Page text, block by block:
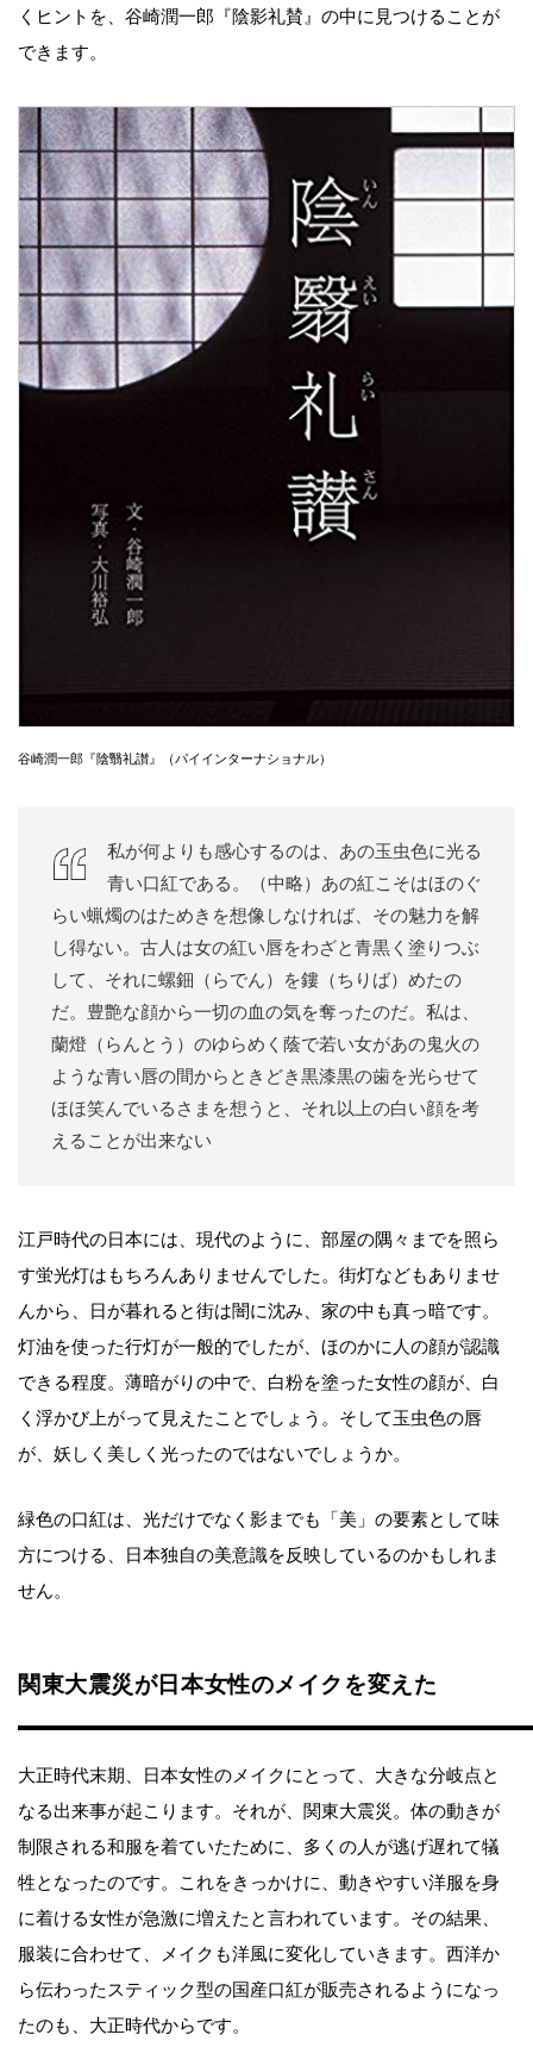
くヒントを、谷崎潤一郎『陰影礼賛』の中に見つけることが
できます。
谷崎潤一郎『陰翳礼讃』（パイインターナショナル）
私が何よりも感心するのは、あの玉虫色に光る
青い口紅である。（中略）あの紅こそはほのぐ
らい蝋燭のはためきを想像しなければ、その魅力を解
し得ない。古人は女の紅い唇をわざと青黒く塗りつぶ
して、それに螺鈿（らでん）を鏤（ちりば）めたの
だ。豊艶な顔から一切の血の気を奪ったのだ。私は、
蘭燈（らんとう）のゆらめく蔭で若い女があの鬼火の
ような青い唇の間からときどき黒漆黒の歯を光らせて
ほほ笑んでいるさまを想うと、それ以上の白い顔を考
えることが出来ない
江戸時代の日本には、現代のように、部屋の隅々までを照ら
す蛍光灯はもちろんありませんでした。街灯などもありませ
んから、日が暮れると街は闇に沈み、家の中も真っ暗です。
灯油を使った行灯が一般的でしたが、ほのかに人の顔が認識
できる程度。薄暗がりの中で、白粉を塗った女性の顔が、白
く浮かび上がって見えたことでしょう。そして玉虫色の唇
が、妖しく美しく光ったのではないでしょうか。
緑色の口紅は、光だけでなく影までも「美」の要素として味
方につける、日本独自の美意識を反映しているのかもしれま
せん。
関東大震災が日本女性のメイクを変えた
大正時代末期、日本女性のメイクにとって、大きな分岐点と
なる出来事が起こります。それが、関東大震災。体の動きが
制限される和服を着ていたために、多くの人が逃げ遅れて犠
牲となったのです。これをきっかけに、動きやすい洋服を身
に着ける女性が急激に増えたと言われています。その結果、
服装に合わせて、メイクも洋風に変化していきます。西洋か
ら伝わったスティック型の国産口紅が販売されるようになっ
たのも、大正時代からです。